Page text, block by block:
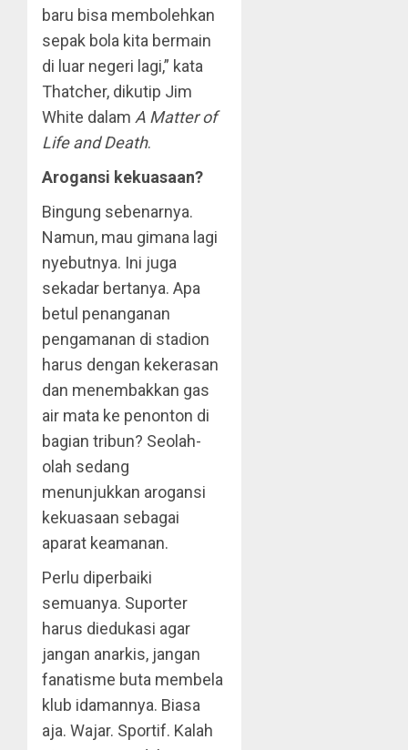
baru bisa membolehkan
sepak bola kita bermain
di luar negeri lagi,” kata
Thatcher, dikutip Jim
White dalam A Matter of
Life and Death.
Arogansi kekuasaan?
Bingung sebenarnya.
Namun, mau gimana lagi
nyebutnya. Ini juga
sekadar bertanya. Apa
betul penanganan
pengamanan di stadion
harus dengan kekerasan
dan menembakkan gas
air mata ke penonton di
bagian tribun? Seolah-
olah sedang
menunjukkan arogansi
kekuasaan sebagai
aparat keamanan.
Perlu diperbaiki
semuanya. Suporter
harus diedukasi agar
jangan anarkis, jangan
fanatisme buta membela
klub idamannya. Biasa
aja. Wajar. Sportif. Kalah